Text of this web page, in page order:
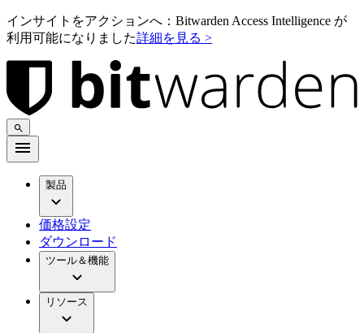
インサイトをアクションへ：Bitwarden Access Intelligence が
利用可能になりました詳細を見る >
製品
価格設定
ダウンロード
ツール＆機能
リソース